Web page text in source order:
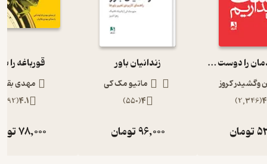
چگونه خودمان را دوست بداریم
وگشیدر کروز
(
2,346
)
تومان
زندانیان باور
ماتیو مک کی
4
(
550
)
96,000تومان
قورباغه را
مهدی
4.1
(
192
78,000